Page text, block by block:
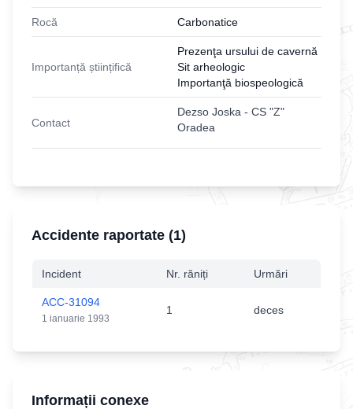
Rocă Carbonatice
Importanță științifică
Prezenţa ursului de cavernă
Sit arheologic
Importanţă biospeologică
Contact
Dezso Joska - CS "Z"
Oradea
Accidente raportate (1)
Incident Nr. răniți Urmări
ACC-31094
1 ianuarie 1993
1 deces
Informații conexe